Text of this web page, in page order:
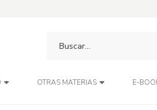
OTRAS MATERIAS E-